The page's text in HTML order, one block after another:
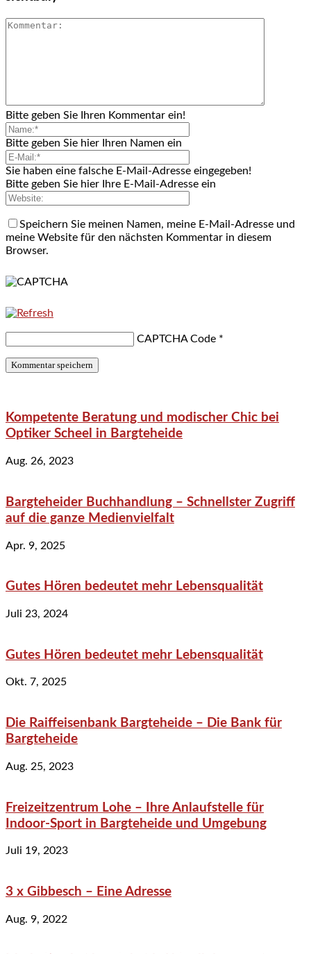
Bitte geben Sie Ihren Kommentar ein!
Bitte geben Sie hier Ihren Namen ein
Sie haben eine falsche E-Mail-Adresse eingegeben!
Bitte geben Sie hier Ihre E-Mail-Adresse ein
Speichern Sie meinen Namen, meine E-Mail-Adresse und
meine Website für den nächsten Kommentar in diesem
Browser.
CAPTCHA Code *
Kompetente Beratung und modischer Chic bei
Optiker Scheel in Bargteheide
Aug. 26, 2023
Bargteheider Buchhandlung – Schnellster Zugriff
auf die ganze Medienvielfalt
Apr. 9, 2025
Gutes Hören bedeutet mehr Lebensqualität
Juli 23, 2024
Gutes Hören bedeutet mehr Lebensqualität
Okt. 7, 2025
Die Raiffeisenbank Bargteheide – Die Bank für
Bargteheide
Aug. 25, 2023
Freizeitzentrum Lohe – Ihre Anlaufstelle für
Indoor-Sport in Bargteheide und Umgebung
Juli 19, 2023
3 x Gibbesch – Eine Adresse
Aug. 9, 2022